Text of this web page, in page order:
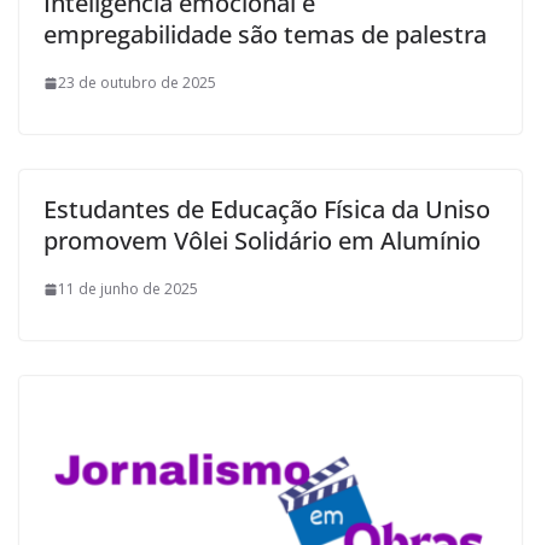
empregabilidade são temas de palestra
23 de outubro de 2025
Estudantes de Educação Física da Uniso
promovem Vôlei Solidário em Alumínio
11 de junho de 2025